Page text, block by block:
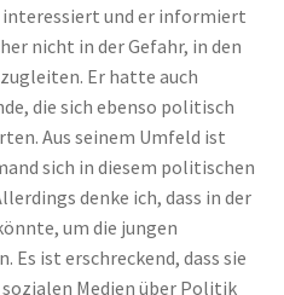
und er informiert
nicht in der Gefahr, in den
Er hatte auch
die sich ebenso politisch
Aus seinem Umfeld ist
sich in diesem politischen
denke ich, dass in der
um die jungen
Es ist erschreckend, dass sie
Medien über Politik